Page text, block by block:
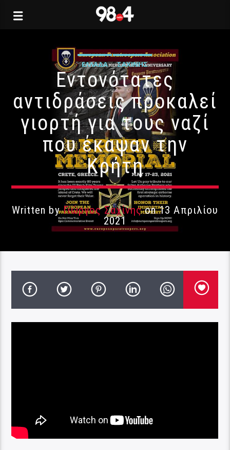
ΕΛΛΆΔΑ ΣΑΧΊΝΗΣ
Εντονότατες
αντιδράσεις προκαλεί
γιορτή για τους ναζί
που έκαψαν την
Κρήτη
Written byΓιώργος Σαχίνηςon 13 Απριλίου
2021